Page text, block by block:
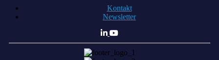
Kontakt
Newsletter